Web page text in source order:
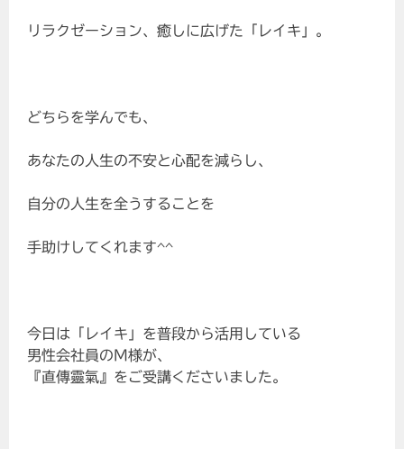
リラクゼーション、癒しに広げた「レイキ」。
どちらを学んでも、
あなたの人生の不安と心配を減らし、
自分の人生を全うすることを
手助けしてくれます^^
今日は「レイキ」を普段から活用している
男性会社員のM様が、
『直傳靈氣』をご受講くださいました。